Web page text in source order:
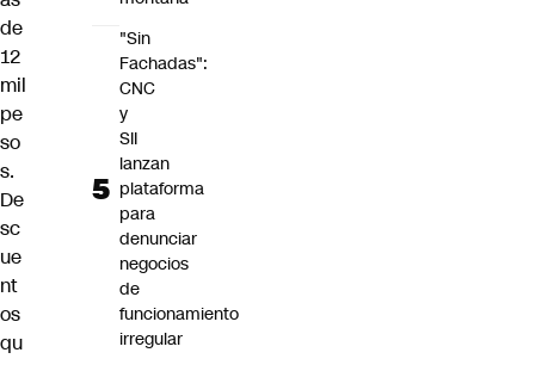
de
12
mil
pe
so
s.
De
sc
ue
nt
os
qu
"Sin
Fachadas":
CNC
y
SII
lanzan
plataforma
para
denunciar
negocios
de
funcionamiento
irregular